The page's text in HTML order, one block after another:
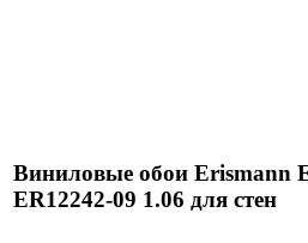
Виниловые обои Erismann
ER12242-09 1.06 для стен